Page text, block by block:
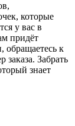
которые
у вас в
придёт
обращаетесь к
заказа. Забрать
знает